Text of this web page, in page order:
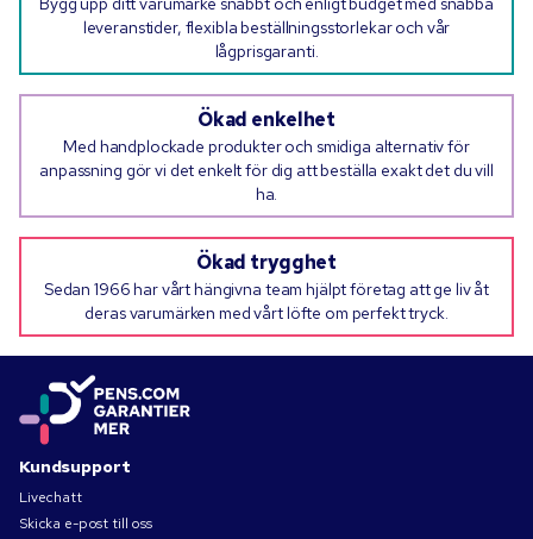
leveranstider, flexibla beställningsstorlekar och vår
lågprisgaranti.
Ökad enkelhet
Med handplockade produkter och smidiga alternativ för
anpassning gör vi det enkelt för dig att beställa exakt det du vill
ha.
Ökad trygghet
Sedan 1966 har vårt hängivna team hjälpt företag att ge liv åt
deras varumärken med vårt löfte om perfekt tryck.
Kundsupport
Livechatt
Skicka e-post till oss